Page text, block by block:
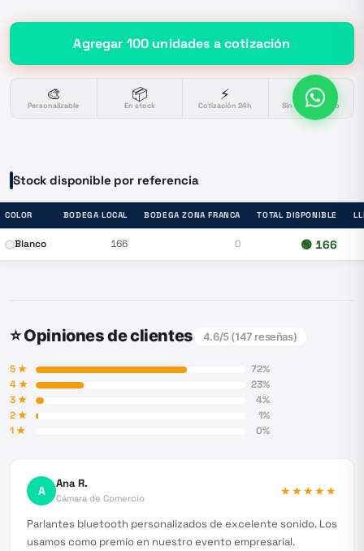
Agregar 100 unidades a cotización
🎨
Personalizable
📦
En stock
⚡
Cotización 24h
🔒
Sin compromiso
Stock disponible por referencia
COLOR BODEGA LOCAL BODEGA ZONA FRANCA TOTAL DISPONIBLE
Blanco 166 0 🟢 166
⭐ Opiniones de clientes 4.6/5 (147 reseñas)
5★ 72%
4★ 23%
3★ 4%
2★ 1%
1★ 0%
A Ana R.
Cámara de Comercio
★★★★★
Parlantes bluetooth personalizados de excelente sonido. Los
usamos como premio en nuestro evento empresarial.